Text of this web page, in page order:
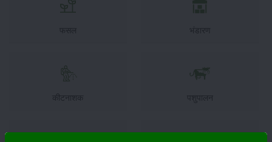
फसल भंडारण
कीटनाशक पशुपालन